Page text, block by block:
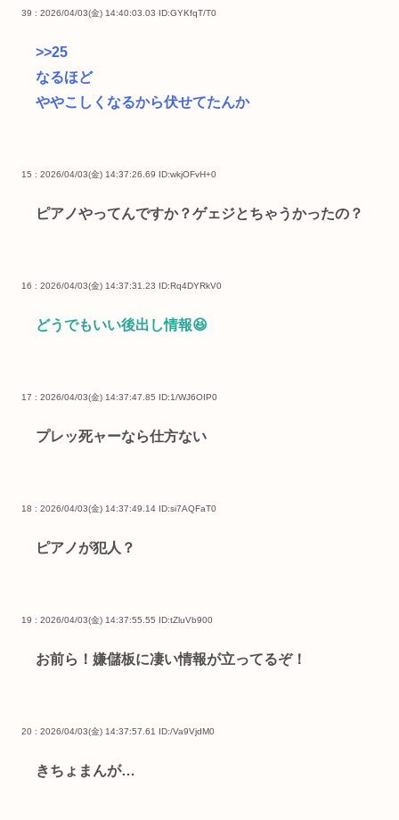
39 : 2026/04/03(金) 14:40:03.03 ID:GYKfqT/T0
>>25
なるほど
ややこしくなるから伏せてたんか
15 : 2026/04/03(金) 14:37:26.69 ID:wkjOFvH+0
ピアノやってんですか？ゲェジとちゃうかったの？
16 : 2026/04/03(金) 14:37:31.23 ID:Rq4DYRkV0
どうでもいい後出し情報😆
17 : 2026/04/03(金) 14:37:47.85 ID:1/WJ6OIP0
プレッ死ャーなら仕方ない
18 : 2026/04/03(金) 14:37:49.14 ID:si7AQFaT0
ピアノが犯人？
19 : 2026/04/03(金) 14:37:55.55 ID:tZluVb900
お前ら！嫌儲板に凄い情報が立ってるぞ！
20 : 2026/04/03(金) 14:37:57.61 ID:/Va9VjdM0
きちょまんが…